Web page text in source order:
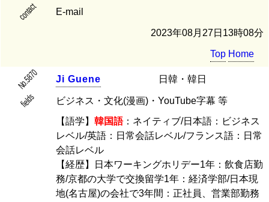
contact E-mail
2023年08月27日13時08分
Top Home
No.5870 Ji Guene 日韓・韓日
fields ビジネス・文化(漫画)・YouTube字幕 等
【語学】 韓国語：ネイティブ/日本語：ビジネス
レベル/英語：日常会話レベル/フランス語：日常
会話レベル
【経歴】日本ワーキングホリデー1年：飲食店勤
務/京都の大学で交換留学1年：経済学部/日本現
地(名古屋)の会社で3年間：正社員、営業部勤務